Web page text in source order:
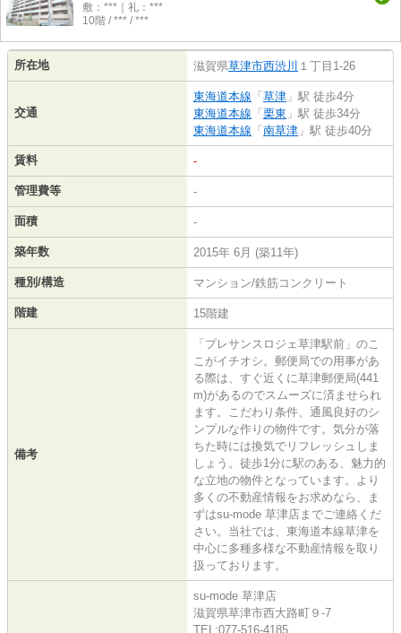
敷：***｜礼：***
10階 / *** / ***
所在地 滋賀県草津市西渋川 １丁目1-26
交通
東海道本線 「 草津 」駅 徒歩4分
東海道本線 「 栗東 」駅 徒歩34分
東海道本線 「 南草津 」駅 徒歩40分
賃料 -
管理費等 -
面積 -
築年数 2015年 6月 (築11年)
種別/構造 マンション/鉄筋コンクリート
階建 15階建
備考
「プレサンスロジェ草津駅前」のこ
こがイチオシ。郵便局での用事があ
る際は、すぐ近くに草津郵便局(441
m)があるのでスムーズに済ませられ
ます。こだわり条件、通風良好のシ
ンプルな作りの物件です。気分が落
ちた時には換気でリフレッシュしま
しょう。徒歩1分に駅のある、魅力的
な立地の物件となっています。より
多くの不動産情報をお求めなら、ま
ずはsu-mode 草津店までご連絡くだ
さい。当社では、東海道本線草津を
中心に多種多様な不動産情報を取り
扱っております。
su-mode 草津店
滋賀県草津市西大路町９-7
TEL:077-516-4185